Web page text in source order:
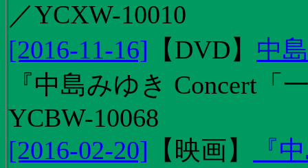
／YCXW-10010
[2016-11-16] 【DVD】 中
『中島みゆき Concert
YCBW-10068
[2016-02-20] 【 映画】
『